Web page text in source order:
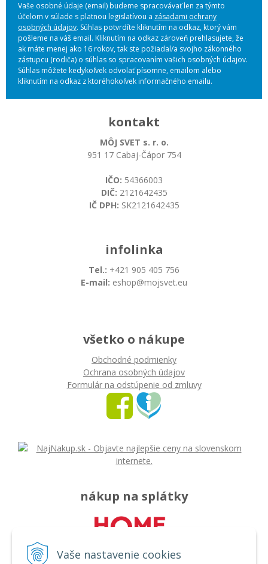
Vaše nastavenie cookies
Vaše osobné údaje (email) budeme spracovávať len za týmto
účelom v súlade s platnou legislatívou a zásadami ochrany
osobných údajov. Súhlas potvrdíte kliknutím na odkaz, ktorý vám
pošleme na váš email. Kliknutím na odkaz zároveň prehlasujete, že
ak máte menej ako 16 rokov, tak ste požiadal/a svojho zákonného
zástupcu (rodiča) o súhlas so spracovaním vašich osobných údajov.
Súhlas môžete kedykoľvek odvolať písomne, emailom alebo
kliknutím na odkaz z ktoréhokoľvek informačného emailu.
kontakt
MÔJ SVET s. r. o.
951 17 Cabaj-Čápor 754
IČO: 54366003
DIČ: 2121642435
IČ DPH: SK2121642435
infolinka
Tel.: +421 905 405 756
E-mail: eshop@mojsvet.eu
všetko o nákupe
Obchodné podmienky
Ochrana osobných údajov
Formulár na odstúpenie od zmluvy
nákup na splátky